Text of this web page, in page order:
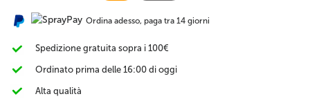
Ordina adesso, paga tra 14 giorni
Spedizione gratuita sopra i 100€
Ordinato prima delle 16:00 di oggi
Alta qualità